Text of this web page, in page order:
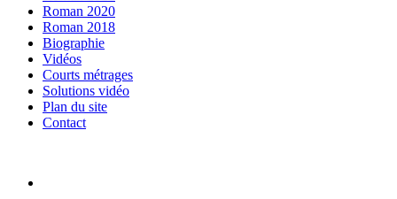
Roman 2020
Roman 2018
Biographie
Vidéos
Courts métrages
Solutions vidéo
Plan du site
Contact